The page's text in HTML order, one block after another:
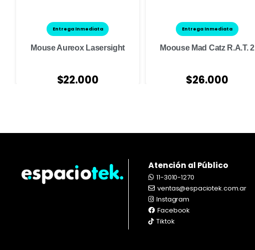
Entrega Inmediata
Mouse Aureox Lasersight
$22.000
Entrega Inmediata
Moouse Mad Catz R.A.T. 2
$26.000
Atención al Público
11-3010-1270
ventas@espaciotek.com.ar
Instagram
Facebook
Tiktok